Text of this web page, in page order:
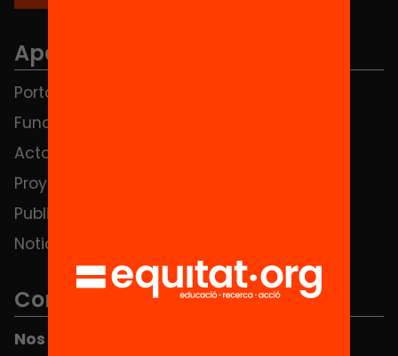
Apartados
Portada
Fundación
Actos
Proyectos
Publicaciones y vídeos
Noticias
Contacto
Nos puedes encontrar en el HUB Social